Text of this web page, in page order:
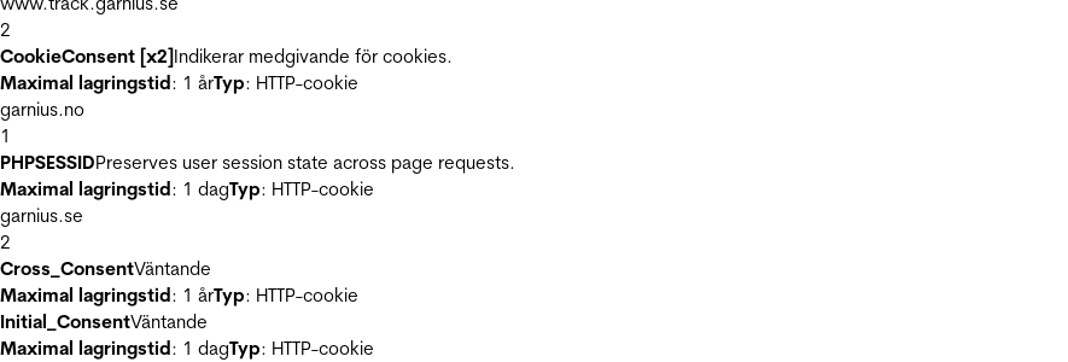
2
CookieConsent [x2]Indikerar medgivande för cookies.
Maximal lagringstid: 1 årTyp: HTTP-cookie
garnius.no
1
PHPSESSIDPreserves user session state across page requests.
Maximal lagringstid: 1 dagTyp: HTTP-cookie
garnius.se
2
Cross_ConsentVäntande
Maximal lagringstid: 1 årTyp: HTTP-cookie
Initial_ConsentVäntande
Maximal lagringstid: 1 dagTyp: HTTP-cookie